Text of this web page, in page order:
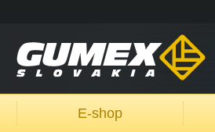
E-shop